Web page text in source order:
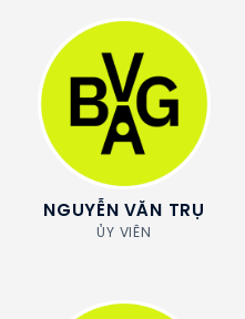
NGUYỄN VĂN TRỤ
ỦY VIÊN